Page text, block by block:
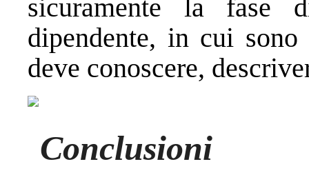
sicuramente la fase
dipendente, in cui
deve conoscere,
Conclusioni